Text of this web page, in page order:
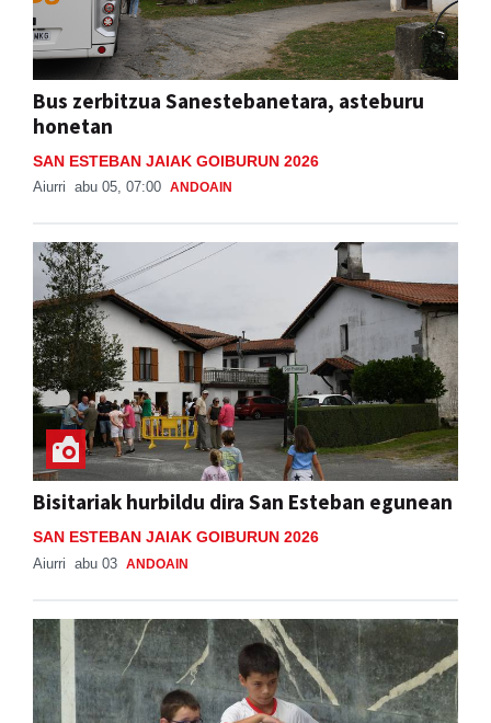
Bus zerbitzua Sanestebanetara, asteburu
honetan
SAN ESTEBAN JAIAK GOIBURUN 2026
Aiurri abu 05, 07:00 ANDOAIN
Bisitariak hurbildu dira San Esteban egunean
SAN ESTEBAN JAIAK GOIBURUN 2026
Aiurri abu 03 ANDOAIN